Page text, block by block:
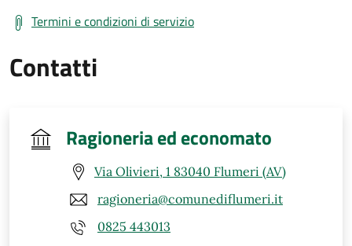
Termini e condizioni di servizio
Contatti
Ragioneria ed economato
Via Olivieri, 1 83040 Flumeri (AV)
ragioneria@comunediflumeri.it
0825 443013